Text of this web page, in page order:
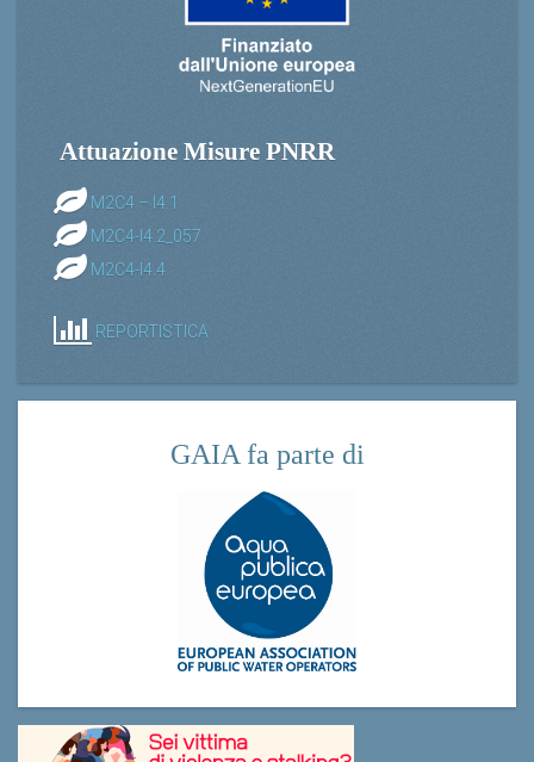
Attuazione Misure PNRR
M2C4 – I4.1
M2C4-I4.2_057
M2C4-I4.4
REPORTISTICA
GAIA fa parte di